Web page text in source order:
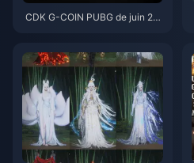
CDK G-COIN PUBG de juin 20